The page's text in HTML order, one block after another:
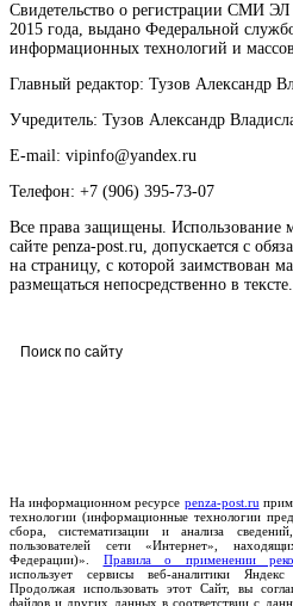
Свидетельство о регистрации СМИ
2015 года, выдано Федеральной
информационных технологий и
Главный редактор: Тузов Александр
Учредитель: Тузов Александр
E-mail: vipinfo@yandex.ru
Телефон: +7 (906) 395-73-07
Все права защищены. Использование
сайте penza-post.ru, допускается с
на страницу, с которой заимствован
размещаться непосредственно в тексте.
На информационном ресурсе penza-post.ru
технологии (информационные технологии
сбора, систематизации и анализа
пользователей сети «Интернет»,
Федерации)». Правила о применении
использует сервисы веб-аналитики
Продолжая использовать этот Сайт, вы
файлов и других данных в соответствии с